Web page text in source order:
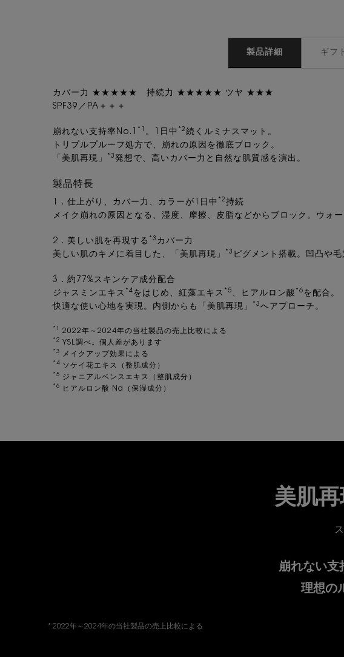
製品詳細 ギフ
カバー力 ★★★★★ 持続力 ★★★★★ ツヤ ★★★
SPF39／PA＋＋＋
崩れない支持率No.1 *1 。1日中 *2続くルミナスマット。
トリプルプルーフ処方で、崩れの原因を徹底ブロック。
「美肌再現」
*3発想で、高いカバー力と自然な肌質感を演出。
製品特長
1．仕上がり、カバー力、カラーが1日中 *2持続
メイク崩れの原因となる、湿度、摩擦、皮脂などからブロック。ウォ
2．美しい肌を再現する *3 カバー力
美しい肌のキメに着目した、「美肌再現」
*3 ピグメント搭載。凹凸や
3．約77%スキンケア成分配合
ジャスミンエキス *4 をはじめ、紅藻エキス *5 、ヒアルロン酸 *6 を配合。
快適な使い心地を実現。内側からも「美肌再現」
*3へアプローチ。
*1 2022年～2024年の当社製品の売上比較による
*2 YSL調べ。個人差があります
*3 メイクアップ効果による
*4 ソケイ花エキス（整肌成分）
*5 ジャニアルベンスエキス（整肌成分）
*6 ヒアルロン酸 Na（保湿成分）
美肌
崩れない支
理想の
* 2022年～2024年の当社製品の売上比較による